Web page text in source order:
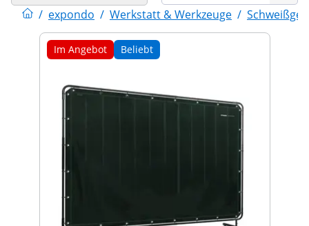
/ expondo / Werkstatt & Werkzeuge /
Im Angebot Beliebt